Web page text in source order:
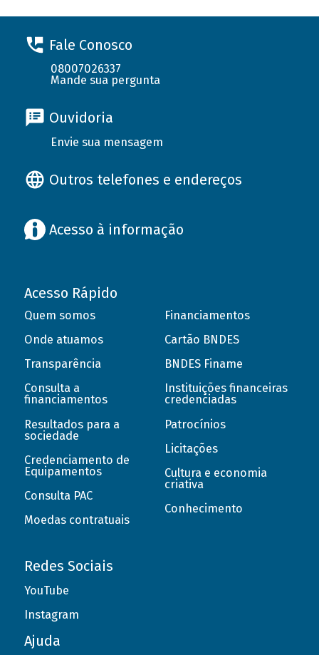
Fale Conosco
08007026337
Mande sua pergunta
Ouvidoria
Envie sua mensagem
Outros telefones e endereços
Acesso à informação
Acesso Rápido
Quem somos
Onde atuamos
Transparência
Consulta a
financiamentos
Resultados para a
sociedade
Credenciamento de
Equipamentos
Consulta PAC
Moedas contratuais
Financiamentos
Cartão BNDES
BNDES Finame
Instituições financeiras
credenciadas
Patrocínios
Licitações
Cultura e economia
criativa
Conhecimento
Redes Sociais
YouTube
Instagram
Ajuda